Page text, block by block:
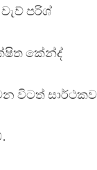
පරිශ්
කේන්ද්
විටත්